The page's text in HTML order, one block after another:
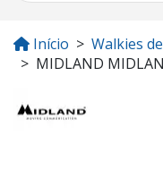
Início Walkies
MIDLAND